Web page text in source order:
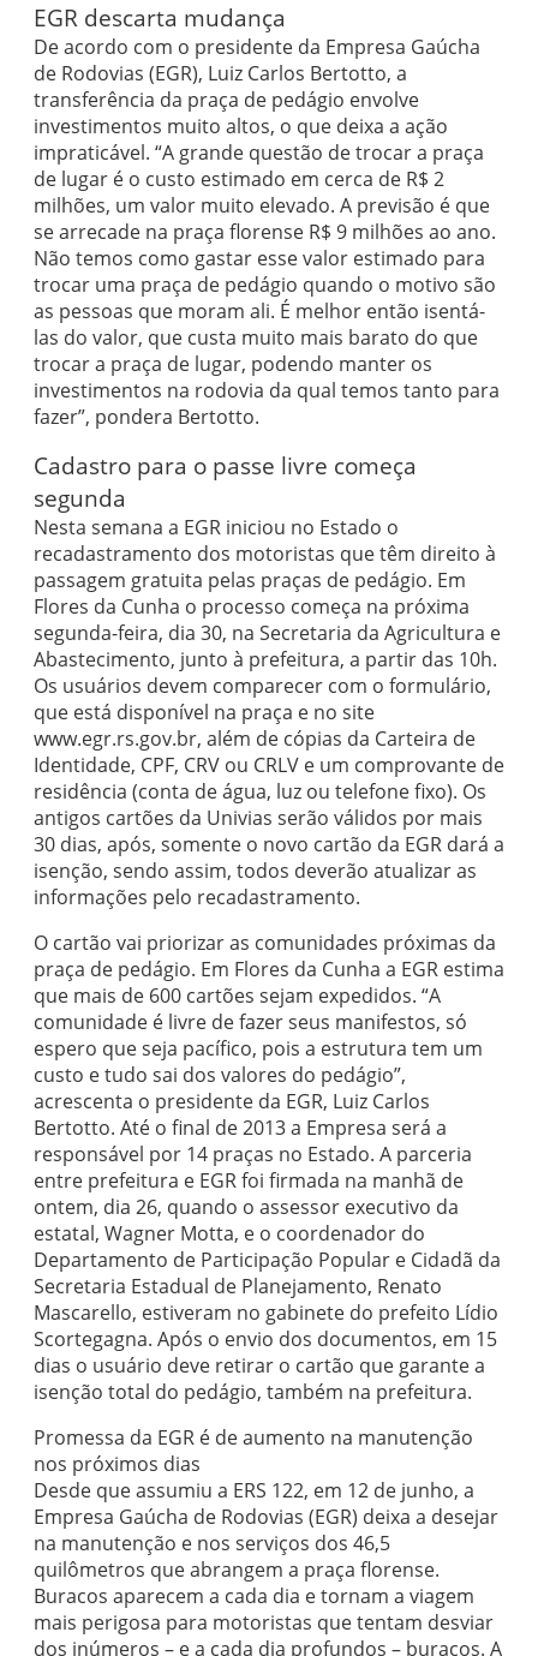
EGR descarta mudança
De acordo com o presidente da Empresa Gaúcha
de Rodovias (EGR), Luiz Carlos Bertotto, a
transferência da praça de pedágio envolve
investimentos muito altos, o que deixa a ação
impraticável. “A grande questão de trocar a praça
de lugar é o custo estimado em cerca de R$ 2
milhões, um valor muito elevado. A previsão é que
se arrecade na praça florense R$ 9 milhões ao ano.
Não temos como gastar esse valor estimado para
trocar uma praça de pedágio quando o motivo são
as pessoas que moram ali. É melhor então isentá-
las do valor, que custa muito mais barato do que
trocar a praça de lugar, podendo manter os
investimentos na rodovia da qual temos tanto para
fazer”, pondera Bertotto.
Cadastro para o passe livre começa
segunda
Nesta semana a EGR iniciou no Estado o
recadastramento dos motoristas que têm direito à
passagem gratuita pelas praças de pedágio. Em
Flores da Cunha o processo começa na próxima
segunda-feira, dia 30, na Secretaria da Agricultura e
Abastecimento, junto à prefeitura, a partir das 10h.
Os usuários devem comparecer com o formulário,
que está disponível na praça e no site
www.egr.rs.gov.br, além de cópias da Carteira de
Identidade, CPF, CRV ou CRLV e um comprovante de
residência (conta de água, luz ou telefone fixo). Os
antigos cartões da Univias serão válidos por mais
30 dias, após, somente o novo cartão da EGR dará a
isenção, sendo assim, todos deverão atualizar as
informações pelo recadastramento.
O cartão vai priorizar as comunidades próximas da
praça de pedágio. Em Flores da Cunha a EGR estima
que mais de 600 cartões sejam expedidos. “A
comunidade é livre de fazer seus manifestos, só
espero que seja pacífico, pois a estrutura tem um
custo e tudo sai dos valores do pedágio”,
acrescenta o presidente da EGR, Luiz Carlos
Bertotto. Até o final de 2013 a Empresa será a
responsável por 14 praças no Estado. A parceria
entre prefeitura e EGR foi firmada na manhã de
ontem, dia 26, quando o assessor executivo da
estatal, Wagner Motta, e o coordenador do
Departamento de Participação Popular e Cidadã da
Secretaria Estadual de Planejamento, Renato
Mascarello, estiveram no gabinete do prefeito Lídio
Scortegagna. Após o envio dos documentos, em 15
dias o usuário deve retirar o cartão que garante a
isenção total do pedágio, também na prefeitura.
Promessa da EGR é de aumento na manutenção
nos próximos dias
Desde que assumiu a ERS 122, em 12 de junho, a
Empresa Gaúcha de Rodovias (EGR) deixa a desejar
na manutenção e nos serviços dos 46,5
quilômetros que abrangem a praça florense.
Buracos aparecem a cada dia e tornam a viagem
mais perigosa para motoristas que tentam desviar
dos inúmeros – e a cada dia profundos – buracos. A